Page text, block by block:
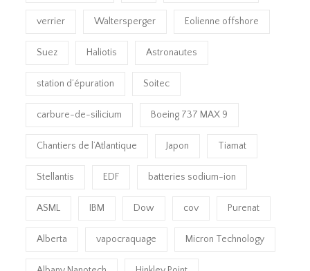
verrier Waltersperger Eolienne offshore
Suez Haliotis Astronautes
station d’épuration Soitec
carbure-de-silicium Boeing 737 MAX 9
Chantiers de l’Atlantique Japon Tiamat
Stellantis EDF batteries sodium-ion
ASML IBM Dow cov Purenat
Alberta vapocraquage Micron Technology